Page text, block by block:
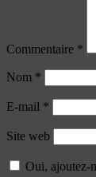
Commentaire *
Nom *
E-mail *
Site web
Oui, ajoutez-